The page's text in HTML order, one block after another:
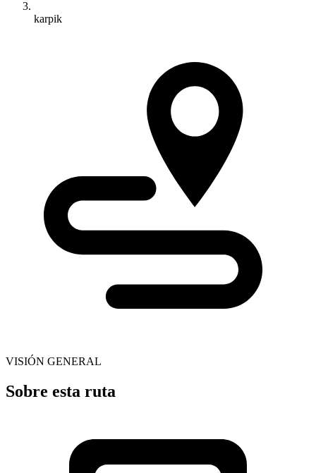
karpik
VISIÓN GENERAL
Sobre esta ruta